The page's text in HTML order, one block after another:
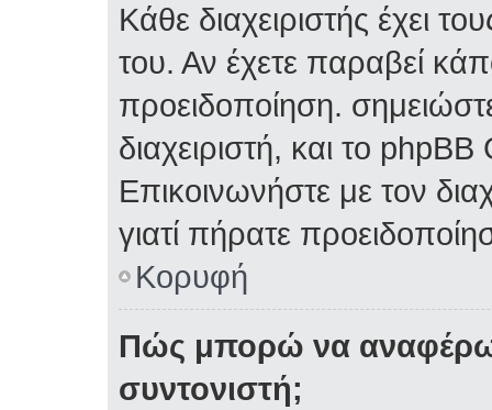
Κάθε διαχειριστής έχει
του. Αν έχετε παραβεί
προειδοποίηση.
διαχειριστή, και το
Επικοινωνήστε με τον
γιατί πήρατε
Κορυφή
Πώς μπορώ να αναφέρω
συντονιστή;